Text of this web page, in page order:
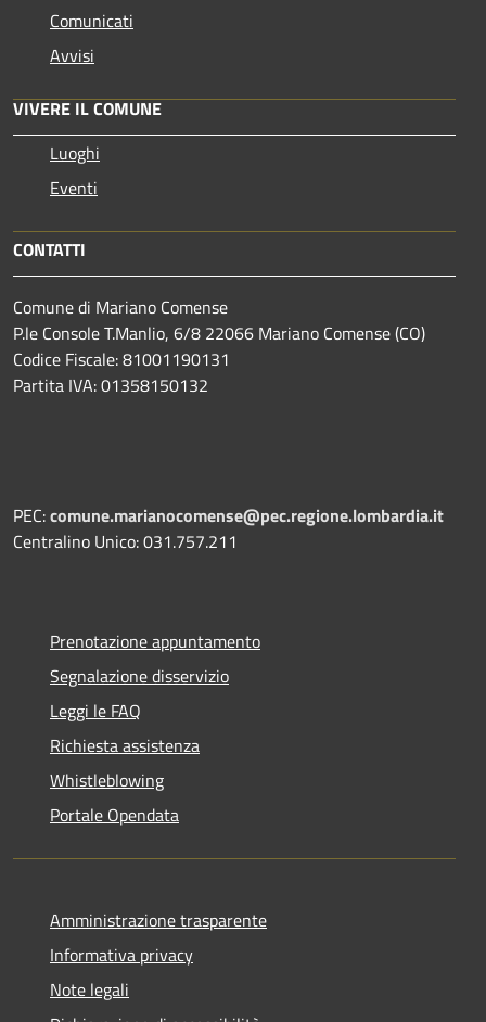
Comunicati
Avvisi
VIVERE IL COMUNE
Luoghi
Eventi
CONTATTI
Comune di Mariano Comense
P.le Console T.Manlio, 6/8 22066 Mariano Comense (CO)
Codice Fiscale: 81001190131
Partita IVA: 01358150132
PEC:comune.marianocomense@pec.regione.lombardia.it
Centralino Unico: 031.757.211
Prenotazione appuntamento
Segnalazione disservizio
Leggi le FAQ
Richiesta assistenza
Whistleblowing
Portale Opendata
Amministrazione trasparente
Informativa privacy
Note legali